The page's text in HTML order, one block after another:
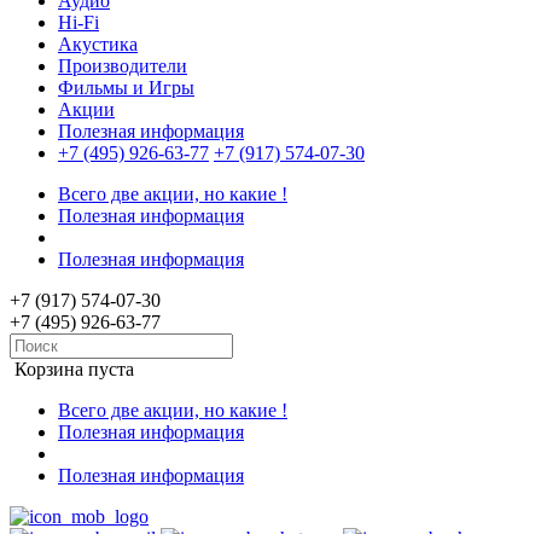
Hi-Fi
Акустика
Производители
Фильмы и Игры
Акции
Полезная информация
+7 (495) 926-63-77 +7 (917) 574-07-30
Всего две акции, но какие !
Полезная информация
Полезная информация
+7 (917) 574-07-30
+7 (495) 926-63-77
Корзина пуста
Всего две акции, но какие !
Полезная информация
Полезная информация